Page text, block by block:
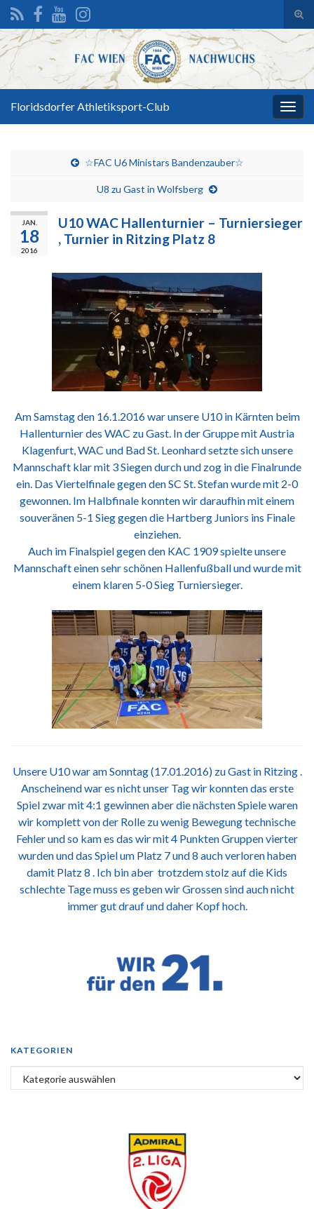
Search for:
Floridsdorfer Athletiksport-Club
☆FAC U6 Ministars Bandenzauber☆
U8 zu Gast in Wolfsberg
JAN.
18
2016
U10 WAC Hallenturnier – Turniersieger
, Turnier in Ritzing Platz 8
Am Samstag den 16.1.2016 war unsere U10 in Kärnten beim
Hallenturnier des WAC zu Gast. In der Gruppe mit Austria
Klagenfurt, WAC und Bad St. Leonhard setzte sich unsere
Mannschaft klar mit 3 Siegen durch und zog in die Finalrunde
ein. Das Viertelfinale gegen den SC St. Stefan wurde mit 2-0
gewonnen. Im Halbfinale konnten wir daraufhin mit einem
souveränen 5-1 Sieg gegen die Hartberg Juniors ins Finale
einziehen.
Auch im Finalspiel gegen den KAC 1909 spielte unsere
Mannschaft einen sehr schönen Hallenfußball und wurde mit
einem klaren 5-0 Sieg Turniersieger.
Unsere U10 war am Sonntag (17.01.2016) zu Gast in Ritzing .
Anscheinend war es nicht unser Tag wir konnten das erste
Spiel zwar mit 4:1 gewinnen aber die nächsten Spiele waren
wir komplett von der Rolle zu wenig Bewegung technische
Fehler und so kam es das wir mit 4 Punkten Gruppen vierter
wurden und das Spiel um Platz 7 und 8 auch verloren haben
damit Platz 8 . Ich bin aber trotzdem stolz auf die Kids
schlechte Tage muss es geben wir Grossen sind auch nicht
immer gut drauf und daher Kopf hoch.
KATEGORIEN
Kategorien